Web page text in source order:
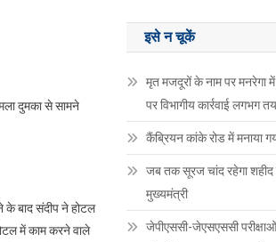
दुमका से सामने
के बाद संदीप ने होटल
में काम करने वाले
इसे न चूकें
मृत मजदूरों के नाम पर मनरेगा
पर विभागीय कार्रवाई लगभग तय
कैंब्रियन कांके रोड में मनाया
जब तक सूरज चांद रहेगा शहीद
मुख्यमंत्री
जेपीएससी-जेएसएससी